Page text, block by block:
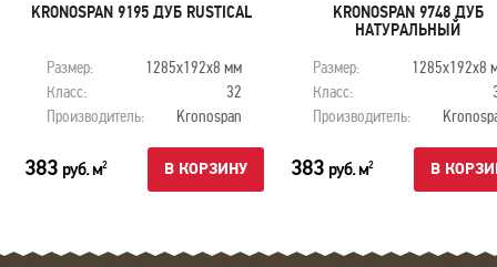
KRONOSPAN 9195 ДУБ RUSTICAL
Размер:
1285х192х8 мм
Класс:
32
Производитель:
Kronospan
383 руб. м2 В КОРЗИНУ
KRONOSPAN 9748 ДУБ
НАТУРАЛЬНЫЙ
Размер:
1285х192х8
Класс:
Производитель:
383 руб. м2 В